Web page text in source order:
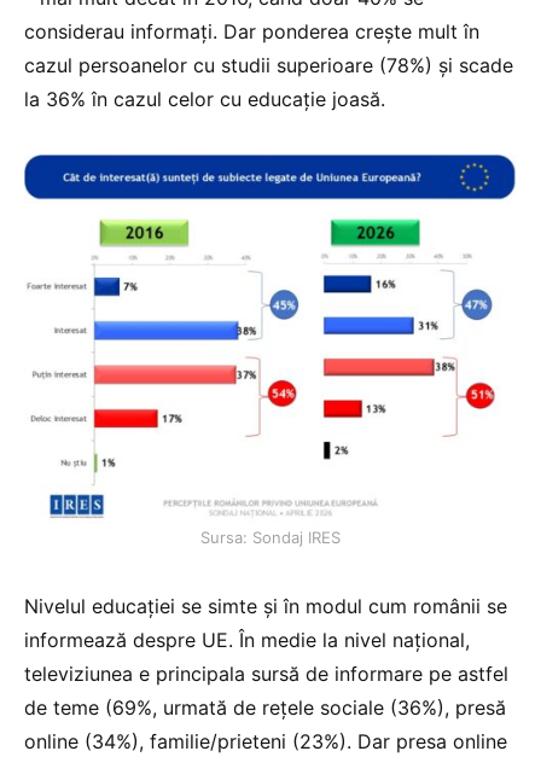
considerau informați. Dar ponderea crește mult în
cazul persoanelor cu studii superioare (78%) și scade
la 36% în cazul celor cu educație joasă.
Sursa: Sondaj IRES
Nivelul educației se simte și în modul cum românii se
informează despre UE. În medie la nivel național,
televiziunea e principala sursă de informare pe astfel
de teme (69%, urmată de rețele sociale (36%), presă
online (34%), familie/prieteni (23%). Dar presa online